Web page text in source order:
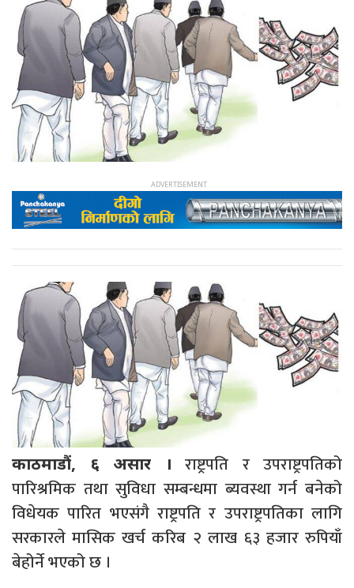
काठमाडौं, ६ असार ।
राष्ट्रपति र उपराष्ट्रपतिको
पारिश्रमिक तथा सुविधा सम्बन्धमा ब्यवस्था गर्न बनेको
विधेयक पारित भएसंगै राष्ट्रपति र उपराष्ट्रपतिका लागि
सरकारले मासिक खर्च करिब २ लाख ६३ हजार रुपियाँ
बेहोर्ने भएको छ ।